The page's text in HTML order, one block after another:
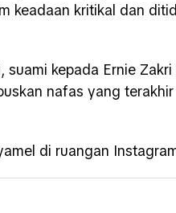
keadaan kritikal dan
kepada Ernie
nafas yang
di ruangan